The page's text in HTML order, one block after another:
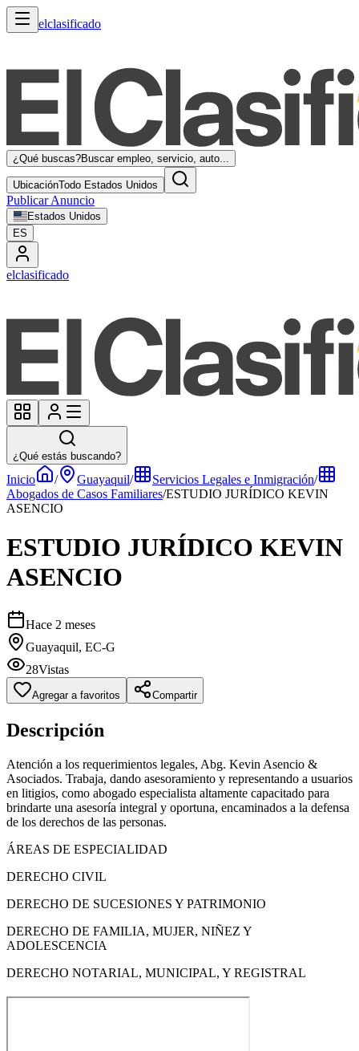
elclasificado
¿Qué buscas?Buscar empleo, servicio, auto...
UbicaciónTodo Estados Unidos
Publicar Anuncio
Estados Unidos
ES
elclasificado
¿Qué estás buscando?
Inicio / Guayaquil/ Servicios Legales e Inmigración/
Abogados de Casos Familiares/ESTUDIO JURÍDICO KEVIN
ASENCIO
ESTUDIO JURÍDICO KEVIN
ASENCIO
Hace 2 meses
Guayaquil, EC-G
28Vistas
Agregar a favoritos Compartir
Descripción
Atención a los requerimientos legales, Abg. Kevin Asencio &
Asociados. Trabaja, dando asesoramiento y representando a usuarios
en litigios, como abogado especialista altamente capacitado para
brindarte una asesoría integral y oportuna, encaminados a la defensa
de los derechos de las personas.
ÁREAS DE ESPECIALIDAD
DERECHO CIVIL
DERECHO DE SUCESIONES Y PATRIMONIO
DERECHO DE FAMILIA, MUJER, NIÑEZ Y
ADOLESCENCIA
DERECHO NOTARIAL, MUNICIPAL, Y REGISTRAL